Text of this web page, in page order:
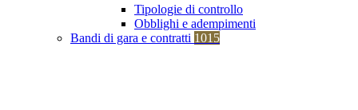
Tipologie di controllo
Obblighi e adempimenti
Bandi di gara e contratti 1015